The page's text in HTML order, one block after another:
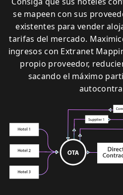
se mapeen con sus
existentes para vender
tarifas del mercado.
ingresos con Extranet
propio proveedor,
sacando el máximo
Clientes
Recursos
Precios
Ayuda